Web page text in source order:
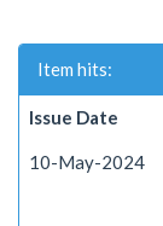
Item hits:
Issue Date
10-May-2024